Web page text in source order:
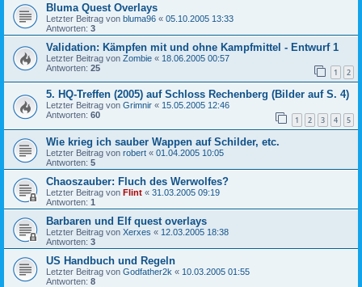
Bluma Quest Overlays
Letzter Beitrag von bluma96 « 05.10.2005 13:33
Antworten: 3
Validation: Kämpfen mit und ohne Kampfmittel - Entwurf 1
Letzter Beitrag von Zombie « 18.06.2005 00:57
Antworten: 25 1 2
5. HQ-Treffen (2005) auf Schloss Rechenberg (Bilder auf S. 4)
Letzter Beitrag von Grimnir « 15.05.2005 12:46
Antworten: 60 1 2 3 4 5
Wie krieg ich sauber Wappen auf Schilder, etc.
Letzter Beitrag von robert « 01.04.2005 10:05
Antworten: 5
Chaoszauber: Fluch des Werwolfes?
Letzter Beitrag von Flint « 31.03.2005 09:19
Antworten: 1
Barbaren und Elf quest overlays
Letzter Beitrag von Xerxes « 12.03.2005 18:38
Antworten: 3
US Handbuch und Regeln
Letzter Beitrag von Godfather2k « 10.03.2005 01:55
Antworten: 8